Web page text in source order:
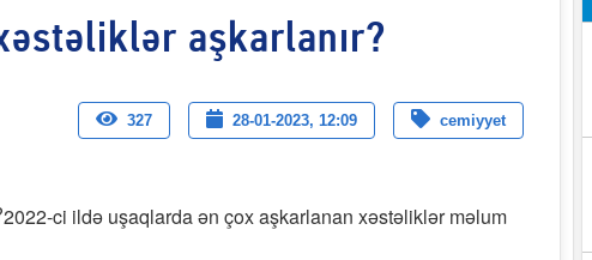
Paytaxta giriş vizası —
"Xoş gəldin, cibində
Hər an ən çətin savaşa
hazır olmalıyıq-
ZƏLİMXAN
“Qeyri-
dil-nitq”
aşkarlanır?
327 28-01-2023, 12:09 cemiyyet
2022-ci ildə uşaqlarda ən çox aşkarlanan xəstəliklər məlum